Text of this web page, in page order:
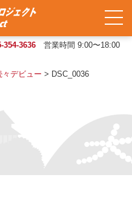
354-3636 営業時間 9:00〜18:00
々デビュー > DSC_0036